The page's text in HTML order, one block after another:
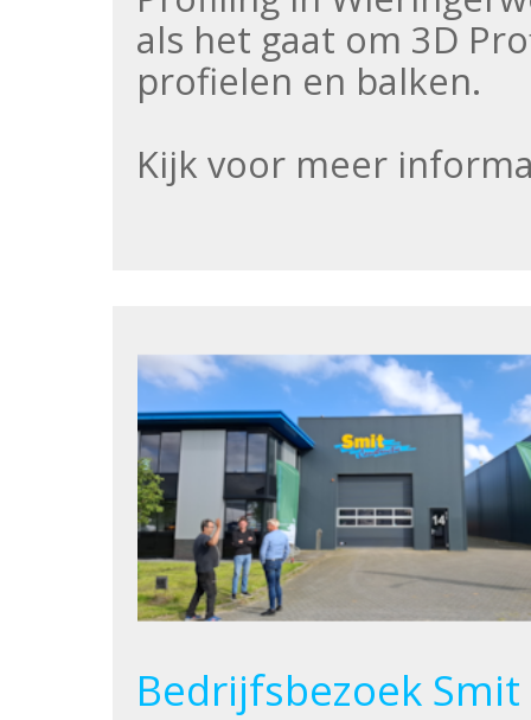
als het gaat om 3D
profielen en balken.
Kijk voor meer
Bedrijfsbezoek